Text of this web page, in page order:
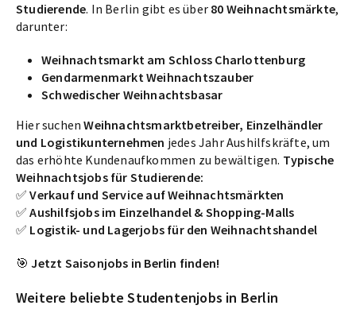
Studierende. In Berlin gibt es über 80 Weihnachtsmärkte,
darunter:
Weihnachtsmarkt am Schloss Charlottenburg
Gendarmenmarkt Weihnachtszauber
Schwedischer Weihnachtsbasar
Hier suchenWeihnachtsmarktbetreiber, Einzelhändler
und Logistikunternehmen jedes Jahr Aushilfskräfte, um
das erhöhte Kundenaufkommen zu bewältigen. Typische
Weihnachtsjobs für Studierende:
✅Verkauf und Service auf Weihnachtsmärkten
✅Aushilfsjobs im Einzelhandel & Shopping-Malls
✅ Logistik- und Lagerjobs für den Weihnachtshandel
🎯Jetzt Saisonjobs in Berlin finden!
Weitere beliebte Studentenjobs in Berlin